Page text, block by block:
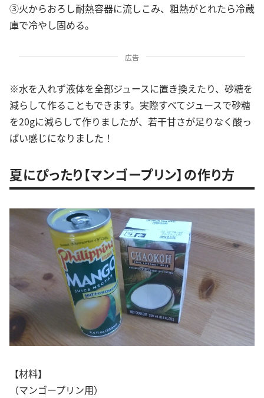
③火からおろし耐熱容器に流しこみ、粗熱がとれたら冷蔵
庫で冷やし固める。
広告
※水を入れず液体を全部ジュースに置き換えたり、砂糖を
減らして作ることもできます。実際すべてジュースで砂糖
を20gに減らして作りましたが、若干甘さが足りなく酸っ
ぱい感じになりました！
夏にぴったり【マンゴープリン】の作り方
【材料】
（マンゴープリン用）